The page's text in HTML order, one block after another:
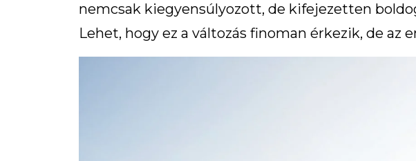
nemcsak kiegyensúlyozott, de kifejezetten
Lehet, hogy ez a változás finoman érkezik, de az